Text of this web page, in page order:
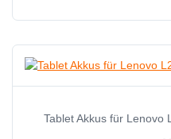
Tablet Akkus für Lenovo